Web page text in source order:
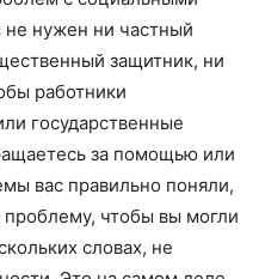
нужен ни частный
защитник, ни
работники
государственные
за помощью или
вас правильно поняли,
чтобы вы могли
словах, не